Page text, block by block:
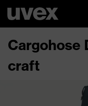
Cargohose
craft